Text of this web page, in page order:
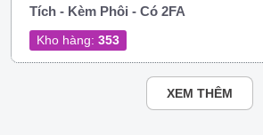
Tích - Kèm Phôi - Có 2FA
Kho hàng: 353
XEM THÊM